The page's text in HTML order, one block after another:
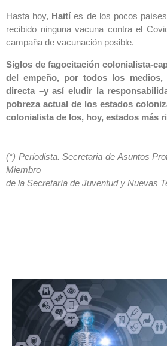
Hasta hoy, Haitíes de los pocos
recibido ninguna vacuna contra el
campaña de vacunación posible.
Siglos de fagocitación colonialista-
del empeño, por todos los
directa –y así eludir la
pobreza actual de los estados
colonialista de los, hoy, estados más
(*) Periodista. Secretaria de Asuntos
Miembro
de la Secretaría de Juventud y Nuevas